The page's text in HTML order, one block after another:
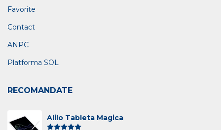
Favorite
Contact
ANPC
Platforma SOL
RECOMANDATE
Alilo Tableta Magica